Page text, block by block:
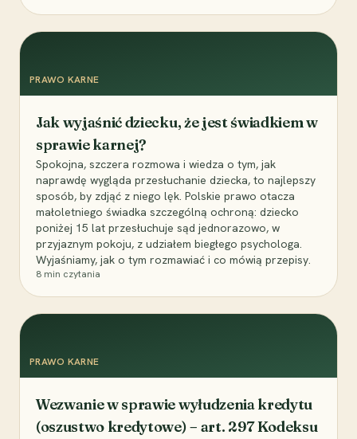
PRAWO KARNE
Jak wyjaśnić dziecku, że jest świadkiem w
sprawie karnej?
Spokojna, szczera rozmowa i wiedza o tym, jak
naprawdę wygląda przesłuchanie dziecka, to najlepszy
sposób, by zdjąć z niego lęk. Polskie prawo otacza
małoletniego świadka szczególną ochroną: dziecko
poniżej 15 lat przesłuchuje sąd jednorazowo, w
przyjaznym pokoju, z udziałem biegłego psychologa.
Wyjaśniamy, jak o tym rozmawiać i co mówią przepisy.
8 min czytania
PRAWO KARNE
Wezwanie w sprawie wyłudzenia kredytu
(oszustwo kredytowe) – art. 297 Kodeksu